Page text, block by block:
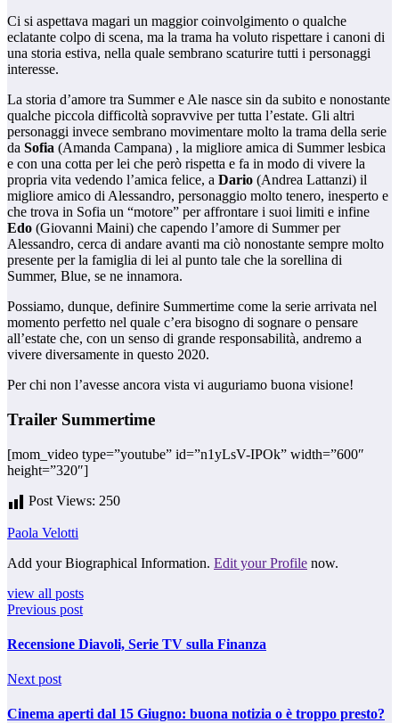
Ci si aspettava magari un maggior coinvolgimento o qualche
eclatante colpo di scena, ma la trama ha voluto rispettare i canoni di
una storia estiva, nella quale sembrano scaturire tutti i personaggi
interesse.
La storia d’amore tra Summer e Ale nasce sin da subito e nonostante
qualche piccola difficoltà sopravvive per tutta l’estate. Gli altri
personaggi invece sembrano movimentare molto la trama della serie
da Sofia (Amanda Campana) , la migliore amica di Summer lesbica
e con una cotta per lei che però rispetta e fa in modo di vivere la
propria vita vedendo l’amica felice, a Dario (Andrea Lattanzi) il
migliore amico di Alessandro, personaggio molto tenero, inesperto e
che trova in Sofia un “motore” per affrontare i suoi limiti e infine
Edo (Giovanni Maini) che capendo l’amore di Summer per
Alessandro, cerca di andare avanti ma ciò nonostante sempre molto
presente per la famiglia di lei al punto tale che la sorellina di
Summer, Blue, se ne innamora.
Possiamo, dunque, definire Summertime come la serie arrivata nel
momento perfetto nel quale c’era bisogno di sognare o pensare
all’estate che, con un senso di grande responsabilità, andremo a
vivere diversamente in questo 2020.
Per chi non l’avesse ancora vista vi auguriamo buona visione!
Trailer Summertime
[mom_video type=”youtube” id=”n1yLsV-IPOk” width=”600″
height=”320″]
Post Views: 250
Paola Velotti
Add your Biographical Information. Edit your Profile now.
view all posts
Previous post
Recensione Diavoli, Serie TV sulla Finanza
Next post
Cinema aperti dal 15 Giugno: buona notizia o è troppo presto?